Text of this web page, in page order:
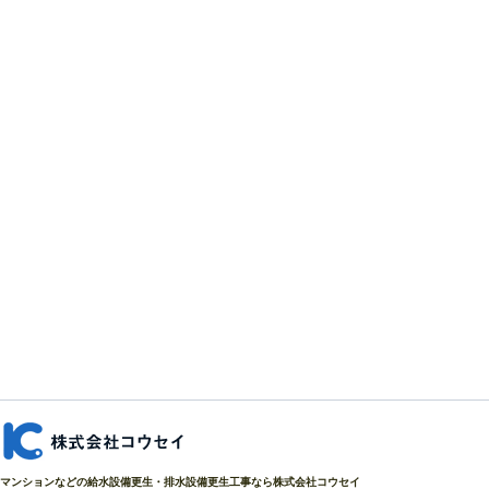
マンションなどの給水設備更生・排水設備更生工事なら株式会社コウセイ